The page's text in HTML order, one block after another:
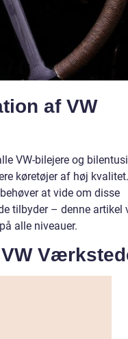
af VW
VW-bilejere og
køretøjer af høj
at vide om disse
tilbyder – denne artikel
alle niveauer.